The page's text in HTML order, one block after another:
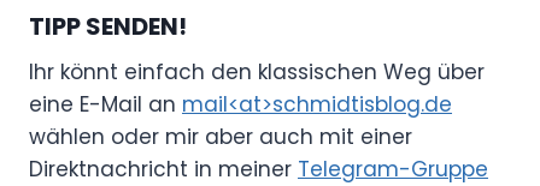
TIPP SENDEN!
Ihr könnt einfach den klassischen Weg über
eine E-Mail an mail<at>schmidtisblog.de
wählen oder mir aber auch mit einer
Direktnachricht in meiner Telegram-Gruppe